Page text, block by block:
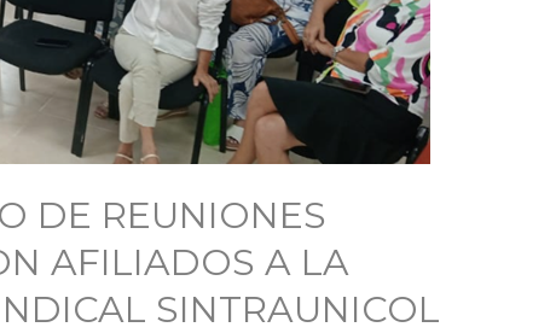
DE REUNIONES
AFILIADOS A LA
SINTRAUNICOL